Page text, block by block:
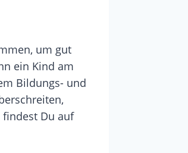
um gut
ein Kind am
Bildungs- und
findest Du auf